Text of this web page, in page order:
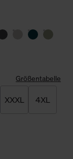
Größentabelle
XXXL 4XL